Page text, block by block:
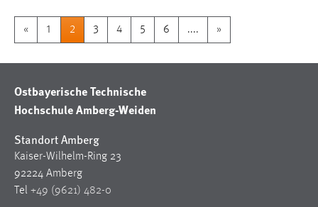
« 1 2 3 4 5 6 .... »
Ostbayerische Technische
Hochschule Amberg-Weiden
Standort Amberg
Kaiser-Wilhelm-Ring 23
92224 Amberg
Tel +49 (9621) 482-0